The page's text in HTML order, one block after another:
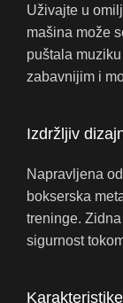
Uživajte u
mašina može
puštala
zabavnijim i
Izdržljiv
Napravljena
bokserska
treninge.
sigurnost
Karakteristike